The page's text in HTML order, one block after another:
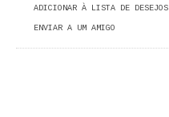
CIÊNCIA POLÍTICA
COSMOS DIREITO
ADICIONAR À LISTA DE DESEJOS
ENVIAR A UM AMIGO